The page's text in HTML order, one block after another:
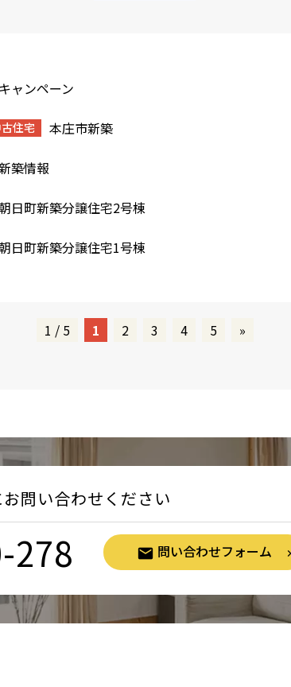
ャンペーン
住宅 本庄市新築
築情報
日町新築分譲住宅2号棟
日町新築分譲住宅1号棟
1 / 5 1 2 3 4 5 »
問い合わせください
278 問い合わせフォーム